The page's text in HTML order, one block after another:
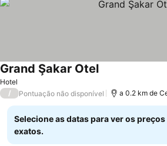
Hotel
Grand Şakar OtelVer preços
/ Pontuação não disponível a 0.2 km de
Selecione as datas para ver os preços
exatos.